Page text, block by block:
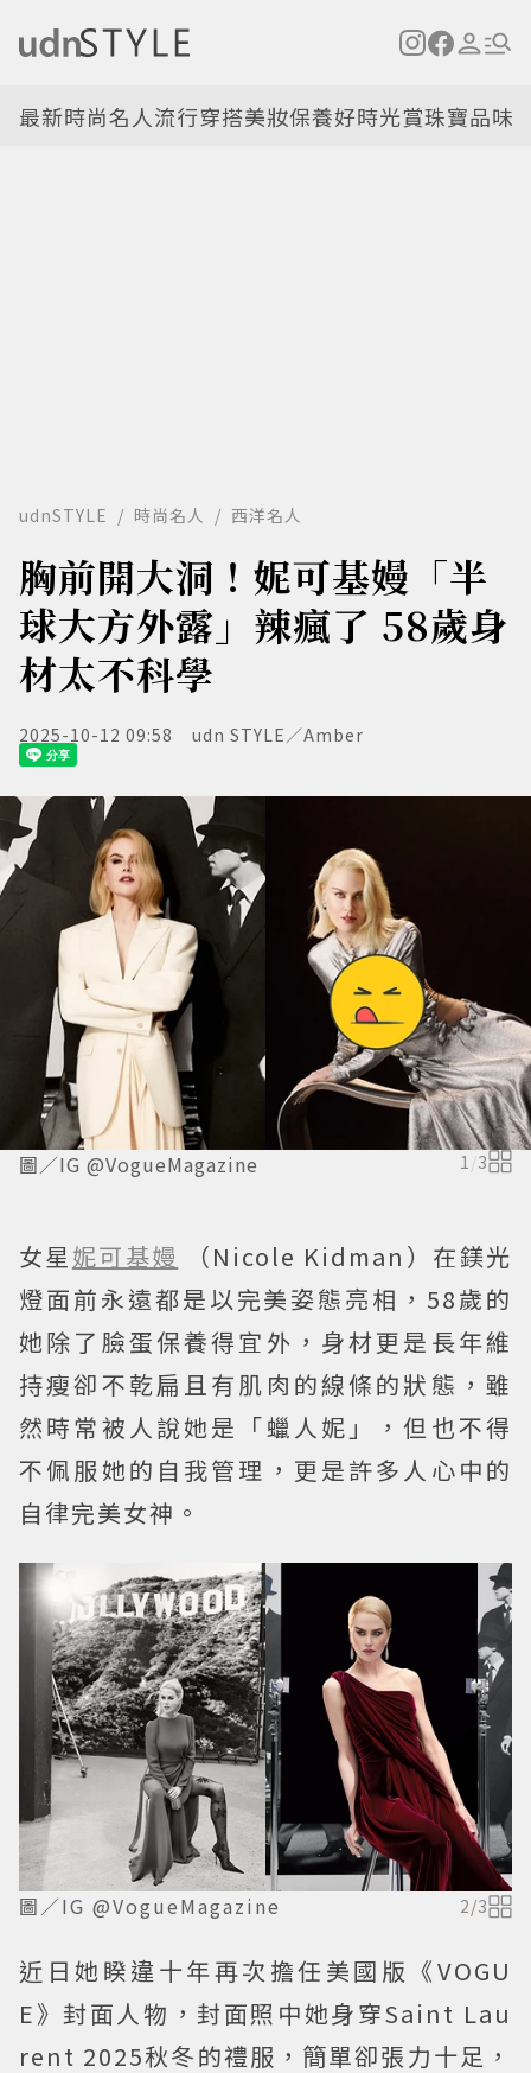
最新時尚名人流行穿搭美妝保養好時光賞珠寶品味
udnSTYLE 時尚名人 西洋名人
胸前開大洞！妮可基嫚「半
球大方外露」辣瘋了 58歲身
材太不科學
2025-10-12 09:58 udn STYLE／Amber
圖／IG @VogueMagazine 1/3
女星 妮可基嫚
（Nicole Kidman）在鎂光
燈面前永遠都是以完美姿態亮相，58歲的
她除了臉蛋保養得宜外，身材更是長年維
持瘦卻不乾扁且有肌肉的線條的狀態，雖
然時常被人說她是「蠟人妮」，但也不得
不佩服她的自我管理，更是許多人心中的
自律完美女神。
圖／IG @VogueMagazine 2/3
近日她睽違十年再次擔任美國版《VOGU
E》封面人物，封面照中她身穿Saint Lau
rent 2025秋冬的禮服，簡單卻張力十足，